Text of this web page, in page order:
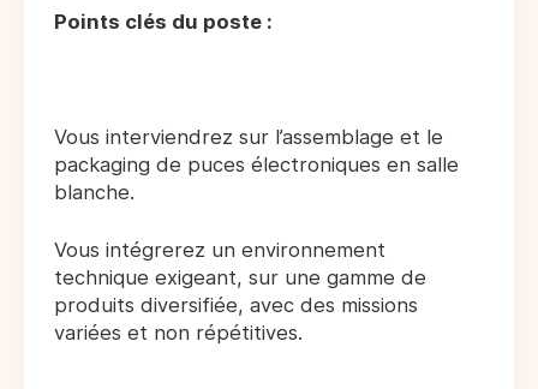
Points clés du poste :
Vous interviendrez sur l’assemblage et le
packaging de puces électroniques en salle
blanche.
Vous intégrerez un environnement
technique exigeant, sur une gamme de
produits diversifiée, avec des missions
variées et non répétitives.